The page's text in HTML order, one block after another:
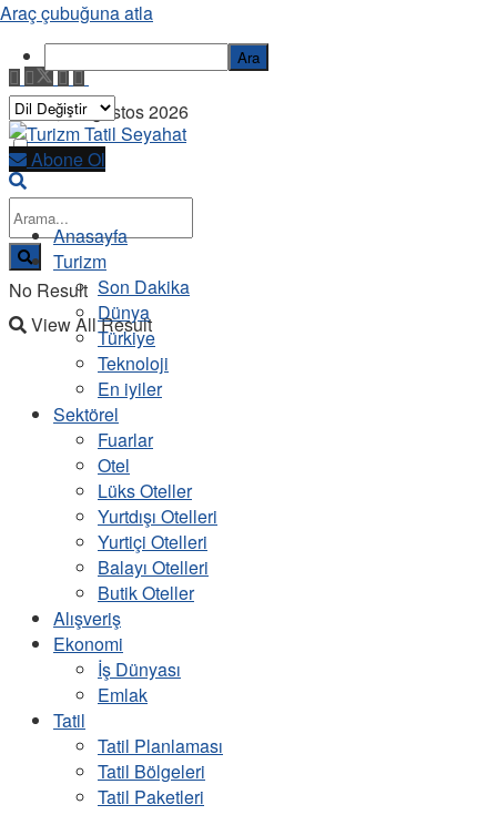
Cuma, 7 Ağustos 2026
No Result
View All Result
Abone Ol
Anasayfa
Turizm
Son Dakika
Dünya
Türkiye
Teknoloji
En iyiler
Sektörel
Fuarlar
Otel
Lüks Oteller
Yurtdışı Otelleri
Yurtiçi Otelleri
Balayı Otelleri
Butik Oteller
Alışveriş
Ekonomi
İş Dünyası
Emlak
Tatil
Tatil Planlaması
Tatil Bölgeleri
Tatil Paketleri
Araç çubuğuna atla
Ara